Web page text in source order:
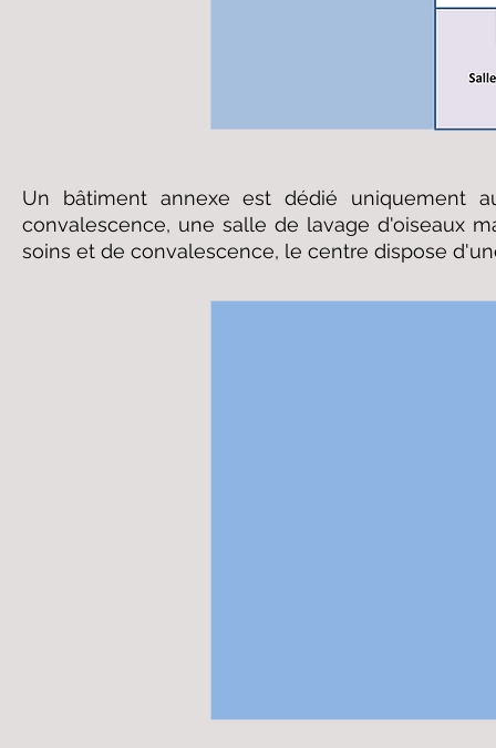
Un bâtiment annexe est dédié uniquement
convalescence, une salle de lavage d'oiseaux
soins et de convalescence, le centre dispose